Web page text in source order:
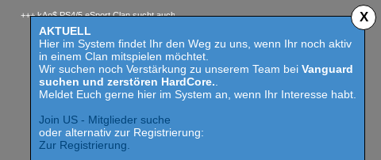
AKTUELL
Hier im System findet Ihr den Weg zu uns, wenn Ihr noch aktiv
in einem Clan mitspielen möchtet.
Wir suchen noch Verstärkung zu unserem Team bei Vanguard
suchen und zerstören HardCore.
Meldet Euch gerne hier im System an, wenn Ihr Interesse habt.
Join US - Mitglieder suche
oder alternativ zur Registrierung:
Zur Registrierung.
X
+++ kAo$ PS4/5 eSport Clan sucht auch 2023 Competition aktive Mitspieler für Call of Duty MW 2